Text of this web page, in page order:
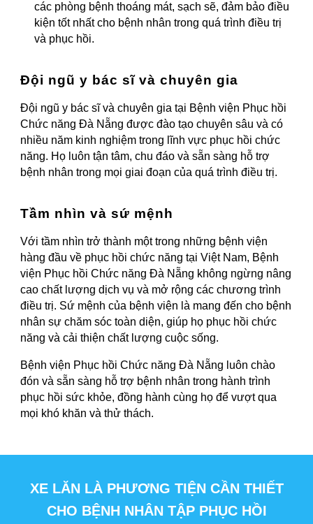
các phòng bệnh thoáng mát, sạch sẽ, đảm bảo điều
kiện tốt nhất cho bệnh nhân trong quá trình điều trị
và phục hồi.
Đội ngũ y bác sĩ và chuyên gia
Đội ngũ y bác sĩ và chuyên gia tại Bệnh viện Phục hồi
Chức năng Đà Nẵng được đào tạo chuyên sâu và có
nhiều năm kinh nghiệm trong lĩnh vực phục hồi chức
năng. Họ luôn tận tâm, chu đáo và sẵn sàng hỗ trợ
bệnh nhân trong mọi giai đoạn của quá trình điều trị.
Tầm nhìn và sứ mệnh
Với tầm nhìn trở thành một trong những bệnh viện
hàng đầu về phục hồi chức năng tại Việt Nam, Bệnh
viện Phục hồi Chức năng Đà Nẵng không ngừng nâng
cao chất lượng dịch vụ và mở rộng các chương trình
điều trị. Sứ mệnh của bệnh viện là mang đến cho bệnh
nhân sự chăm sóc toàn diện, giúp họ phục hồi chức
năng và cải thiện chất lượng cuộc sống.
Bệnh viện Phục hồi Chức năng Đà Nẵng luôn chào
đón và sẵn sàng hỗ trợ bệnh nhân trong hành trình
phục hồi sức khỏe, đồng hành cùng họ để vượt qua
mọi khó khăn và thử thách.
XE LĂN LÀ PHƯƠNG TIỆN CẦN THIẾT
CHO BỆNH NHÂN TẬP PHỤC HỒI